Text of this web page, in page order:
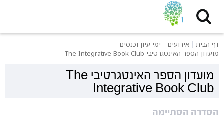
דף הבית אירועים
ימי עיון וכנסים
מועדון הספר האינטגרטיבי The Integrative Book Club
מועדון הספר האינטגרטיבי The
Integrative Book Club
הסדרה הסתיימה